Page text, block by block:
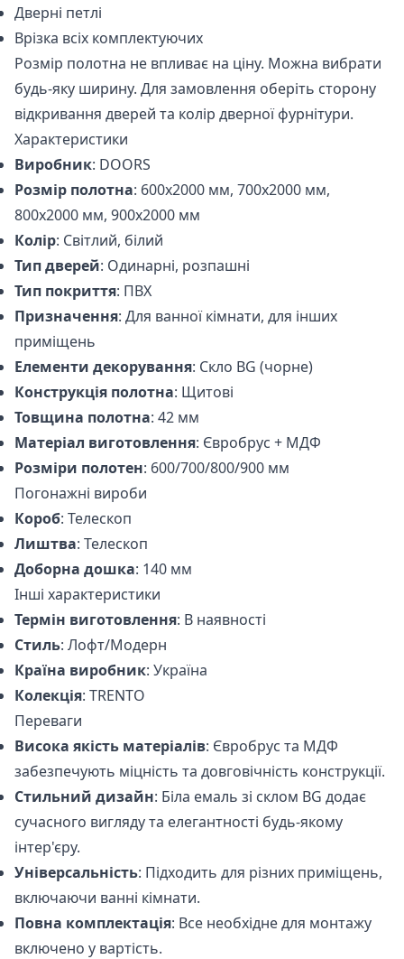
Дверні петлі
Врізка всіх комплектуючих
Розмір полотна не впливає на ціну. Можна вибрати
будь-яку ширину. Для замовлення оберіть сторону
відкривання дверей та колір дверної фурнітури.
Характеристики
Виробник: DOORS
Розмір полотна: 600x2000 мм, 700x2000 мм,
800x2000 мм, 900x2000 мм
Колір: Світлий, білий
Тип дверей: Одинарні, розпашні
Тип покриття: ПВХ
Призначення: Для ванної кімнати, для інших
приміщень
Елементи декорування: Скло BG (чорне)
Конструкція полотна: Щитові
Товщина полотна: 42 мм
Матеріал виготовлення: Євробрус + МДФ
Розміри полотен: 600/700/800/900 мм
Погонажні вироби
Короб: Телескоп
Лиштва: Телескоп
Доборна дошка: 140 мм
Інші характеристики
Термін виготовлення: В наявності
Стиль: Лофт/Модерн
Країна виробник: Україна
Колекція: TRENTO
Переваги
Висока якість матеріалів: Євробрус та МДФ
забезпечують міцність та довговічність конструкції.
Стильний дизайн: Біла емаль зі склом BG додає
сучасного вигляду та елегантності будь-якому
інтер'єру.
Універсальність: Підходить для різних приміщень,
включаючи ванні кімнати.
Повна комплектація: Все необхідне для монтажу
включено у вартість.